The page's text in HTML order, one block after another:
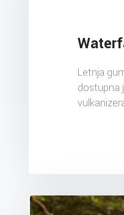
Letnja
dostupna